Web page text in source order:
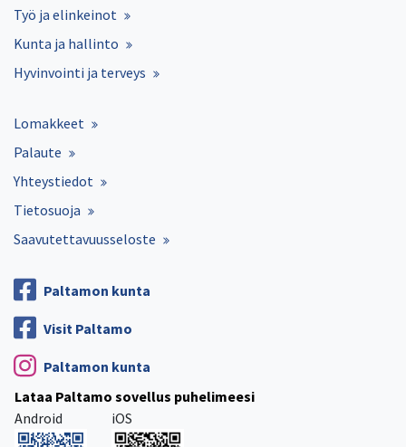
Työ ja elinkeinot
Kunta ja hallinto
Hyvinvointi ja terveys
Lomakkeet
Palaute
Yhteystiedot
Tietosuoja
Saavutettavuusseloste
Paltamon kunta
Visit Paltamo
Paltamon kunta
Lataa Paltamo sovellus puhelimeesi
Android
iOS